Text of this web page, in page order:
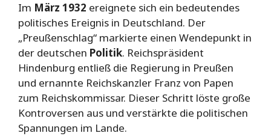
Im März 1932 ereignete sich ein bedeutendes
politisches Ereignis in Deutschland. Der
„Preußenschlag“ markierte einen Wendepunkt in
der deutschen Politik. Reichspräsident
Hindenburg entließ die Regierung in Preußen
und ernannte Reichskanzler Franz von Papen
zum Reichskommissar. Dieser Schritt löste große
Kontroversen aus und verstärkte die politischen
Spannungen im Lande.